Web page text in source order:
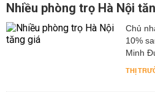
Nhiều phòng trọ Hà Nội
Chủ
10%
Minh
THỊ